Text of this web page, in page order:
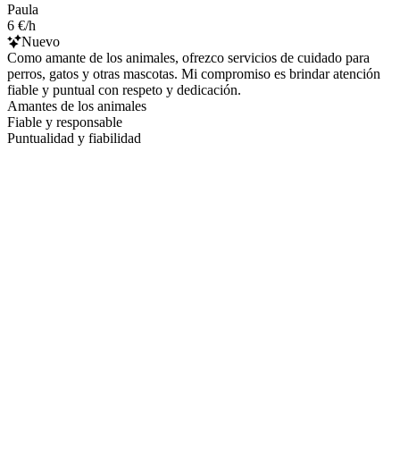
Paula
6 €/h
Nuevo
Como amante de los animales, ofrezco servicios de cuidado para
perros, gatos y otras mascotas. Mi compromiso es brindar atención
fiable y puntual con respeto y dedicación.
Amantes de los animales
Fiable y responsable
Puntualidad y fiabilidad